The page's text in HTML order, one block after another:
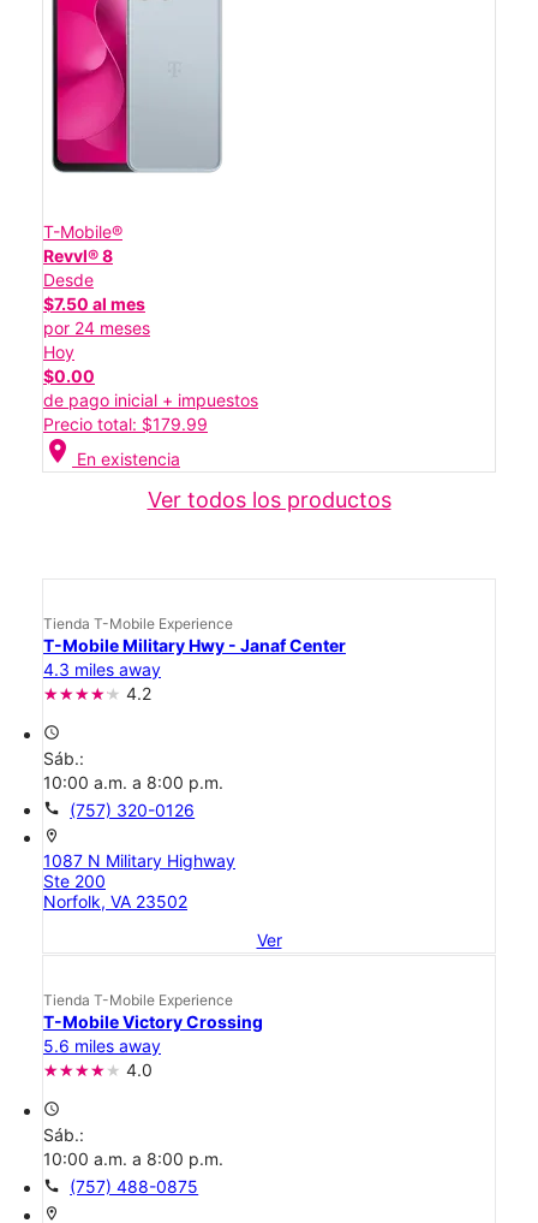
T-Mobile®
Revvl® 8
Desde
$7.50 al mes
por 24 meses
Hoy
$0.00
de pago inicial + impuestos
Precio total: $179.99
location_on En existencia
Ver todos los productos
Tienda T-Mobile Experience
T-Mobile Military Hwy - Janaf Center
4.3 miles away
4.2
access_time
Sáb.:
10:00 a.m. a 8:00 p.m.
call (757) 320-0126
location_on
1087 N Military Highway
Ste 200
Norfolk, VA 23502
Ver
Tienda T-Mobile Experience
T-Mobile Victory Crossing
5.6 miles away
4.0
access_time
Sáb.:
10:00 a.m. a 8:00 p.m.
call (757) 488-0875
location_on